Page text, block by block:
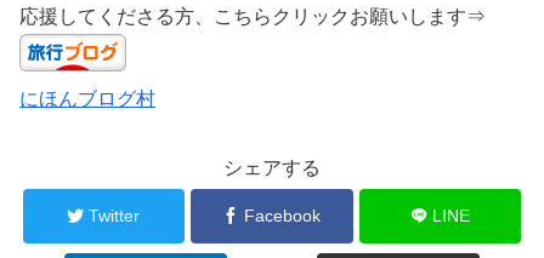
応援してくださる方、こちらクリックお願いします⇒
にほんブログ村
シェアする
Twitter Facebook LINE